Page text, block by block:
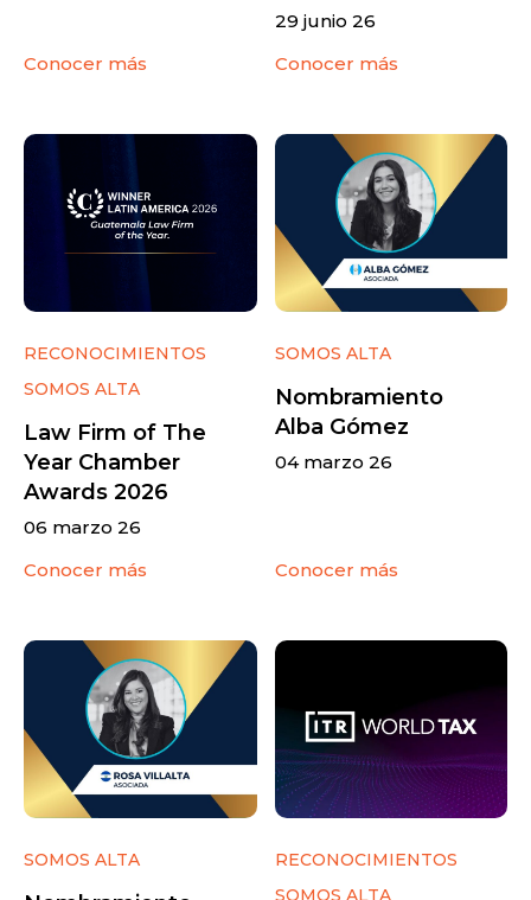
Conocer más
29 junio 26
Conocer más
RECONOCIMIENTOS
SOMOS ALTA
Law Firm of The
Year Chamber
Awards 2026
06 marzo 26
Conocer más
SOMOS ALTA
Nombramiento
Alba Gómez
04 marzo 26
Conocer más
SOMOS ALTA
RECONOCIMIENTOS
SOMOS ALTA